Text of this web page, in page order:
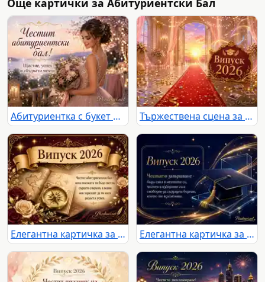
Още картички за Абитуриентски Бал
Абитуриентка с букет и празничен надпис за бал край романтичен залез Тържествена сцена за Випуск 2026 с червен килим, златна украса и залез
Елегантна картичка за Випуск 2026 с компас, рози и пожелание за абитуриентски бал Елегантна картичка за Випуск 2026 с академична шапка и вдъхновяващо послание